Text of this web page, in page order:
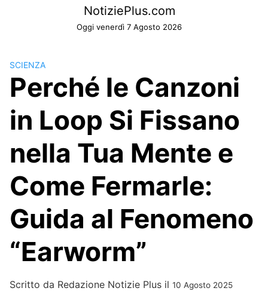
NotiziePlus.com
Oggi venerdì 7 Agosto 2026
SCIENZA
Perché le Canzoni
in Loop Si Fissano
nella Tua Mente e
Come Fermarle:
Guida al Fenomeno
“Earworm”
Scritto da Redazione Notizie Plus il 10 Agosto 2025